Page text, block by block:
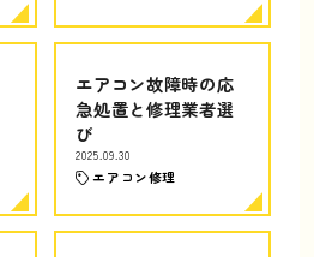
エアコン故障時の応
急処置と修理業者選
び
2025.09.30
エアコン修理